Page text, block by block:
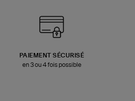
PAIEMENT SÉCURISÉ
en 3 ou 4 fois possible